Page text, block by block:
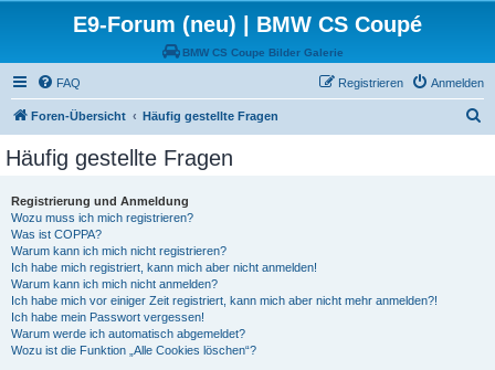
E9-Forum (neu) | BMW CS Coupé
BMW CS Coupe Bilder Galerie
FAQ Anmelden
Registrieren
Foren-Übersicht Häufig gestellte Fragen
Häufig gestellte Fragen
Registrierung und Anmeldung
Wozu muss ich mich registrieren?
Was ist COPPA?
Warum kann ich mich nicht registrieren?
Ich habe mich registriert, kann mich aber nicht anmelden!
Warum kann ich mich nicht anmelden?
Ich habe mich vor einiger Zeit registriert, kann mich aber nicht mehr anmelden?!
Ich habe mein Passwort vergessen!
Warum werde ich automatisch abgemeldet?
Wozu ist die Funktion „Alle Cookies löschen“?